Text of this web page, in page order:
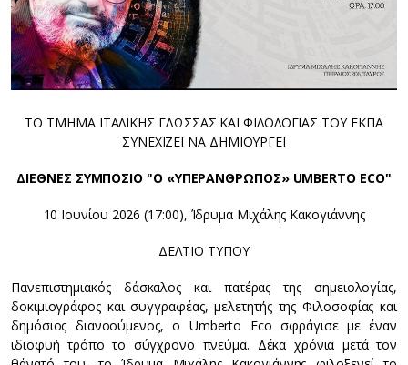
ΤΟ ΤΜΗΜΑ ΙΤΑΛΙΚΗΣ ΓΛΩΣΣΑΣ ΚΑΙ ΦΙΛΟΛΟΓΙΑΣ ΤΟΥ ΕΚΠΑ
ΣΥΝΕΧΙΖΕΙ ΝΑ ΔΗΜΙΟΥΡΓΕΙ
ΔΙΕΘΝΕΣ ΣΥΜΠΟΣΙΟ "Ο «ΥΠΕΡΑΝΘΡΩΠΟΣ» UMBERTO ECO"
10 Ιουνίου 2026 (17:00), Ίδρυμα Μιχάλης Κακογιάννης
ΔΕΛΤΙΟ ΤΥΠΟΥ
Πανεπιστημιακός δάσκαλος και πατέρας της σημειολογίας,
δοκιμιογράφος και συγγραφέας, μελετητής της Φιλοσοφίας και
δημόσιος διανοούμενος, ο Umberto Eco σφράγισε με έναν
ιδιοφυή τρόπο το σύγχρονο πνεύμα. Δέκα χρόνια μετά τον